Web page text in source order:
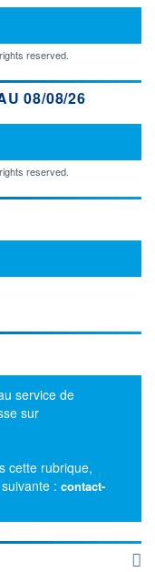
reserved.
08/08/26
reserved.
service de
sur
cette rubrique,
: contact-